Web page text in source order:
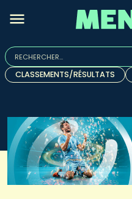
Rechercher :
Quand les résultats de
CLASSEMENTS/RÉSULTATS